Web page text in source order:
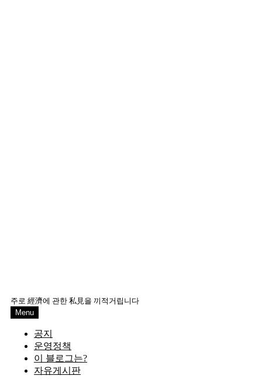
주로 經濟에 관한 私見을 끼적거립니다
Menu
공지
운영정책
이 블로그는?
자유게시판